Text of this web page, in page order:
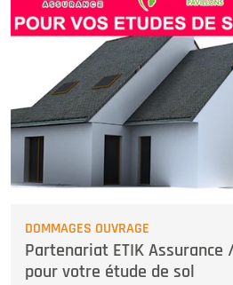
DOMMAGES OUVRAGE
Partenariat ETIK
pour votre étude de sol